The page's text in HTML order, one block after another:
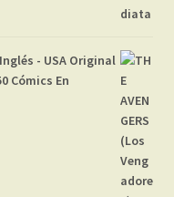
Inglés - USA Original
Cómics En